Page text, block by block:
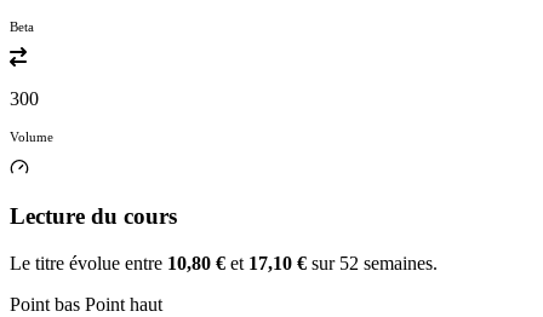
Beta
300
Volume
Lecture du cours
Le titre évolue entre 10,80 € et 17,10 € sur 52 semaines.
Point bas Point haut